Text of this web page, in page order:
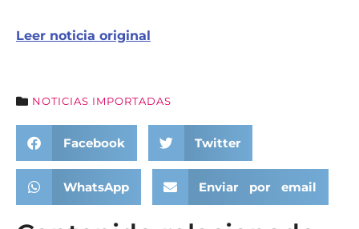
Leer noticia original
NOTICIAS IMPORTADAS
Facebook Twitter
WhatsApp Enviar por email